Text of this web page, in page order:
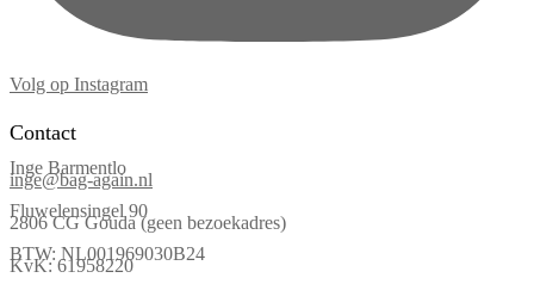
Volg op Instagram
Contact
Inge Barmentlo
inge@bag-again.nl
Fluwelensingel 90
2806 CG Gouda (geen bezoekadres)
BTW: NL001969030B24
KvK: 61958220